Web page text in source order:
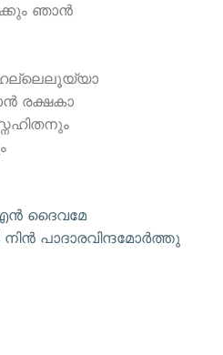
ഞാന്‍
രക്ഷകാ
ദൈവമേ
പാദാരവിന്ദമോര്‍ത്തു